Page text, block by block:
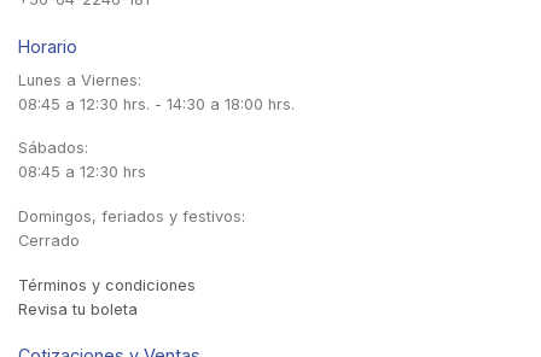
Horario
Lunes a Viernes:
08:45 a 12:30 hrs. - 14:30 a 18:00 hrs.
Sábados:
08:45 a 12:30 hrs
Domingos, feriados y festivos:
Cerrado
Términos y condiciones
Revisa tu boleta